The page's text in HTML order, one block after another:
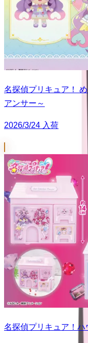
名探偵プリキュア！
アンサー～
2026/3/24 入荷
名探偵プリキュア！ハ